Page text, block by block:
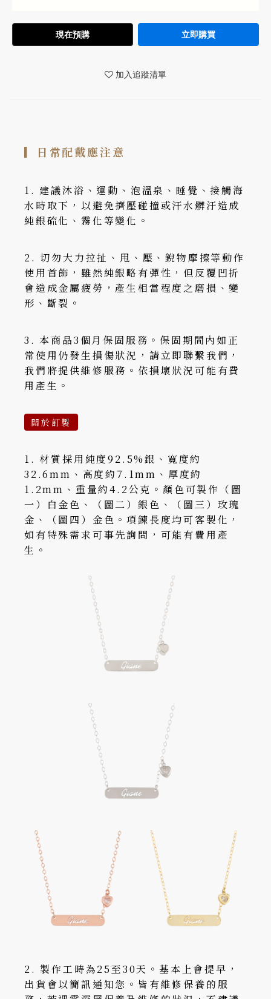
現在預購 立即購買
加入追蹤清單
▎ 日常配戴應注意
1. 建議沐浴、運動、泡溫泉、睡覺、接觸海
水時取下，以避免擠壓碰撞或汗水髒汙造成
純銀硫化、霧化等變化。
2. 切勿大力拉扯、甩、壓、銳物摩擦等動作
使用首飾，雖然純銀略有彈性，但反覆凹折
會造成金屬疲勞，產生相當程度之磨損、變
形、斷裂。
3. 本商品3個月保固服務。保固期間內如正
常使用仍發生損傷狀況，請立即聯繫我們，
我們將提供維修服務。依損壞狀況可能有費
用產生。
關於訂製
1. 材質採用純度92.5%銀、寬度約
32.6mm、高度約7.1mm、厚度約
1.2mm、重量約4.2公克。顏色可製作（圖
一）白金色、（圖二）銀色、（圖三）玫瑰
金、（圖四）金色。項鍊長度均可客製化，
如有特殊需求可事先詢問，可能有費用產
生。
2. 製作工時為25至30天。基本上會提早，
出貨會以簡訊通知您。皆有維修保養的服